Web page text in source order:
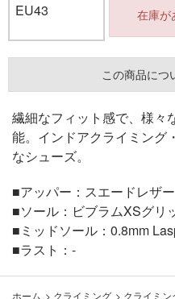
EU43 在庫が
この商品につ
繊細なフィット感で、様々
能。インドアクライミング
なシューズ。
■アッパー：スエードレザー
■ソール：ビブラムXSグリ
■ミッドソール：0.8mm
■ラスト：-
ホーム > クライミング > クライミ